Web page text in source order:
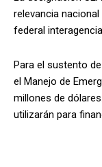
relevancia
federal
Para el sustento
el Manejo de
millones de
utilizarán para